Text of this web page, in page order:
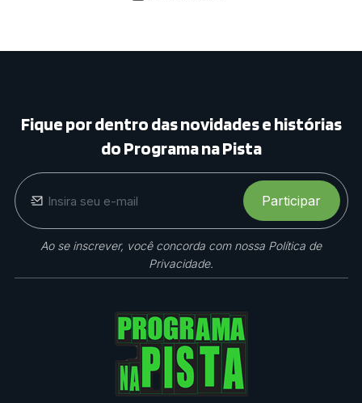
Presidente Dos EUA É
'egoman
Fique por dentro das novidades e histórias
do Programa na Pista
Ao se inscrever, você concorda com nossa Política de
Privacidade.
Participar